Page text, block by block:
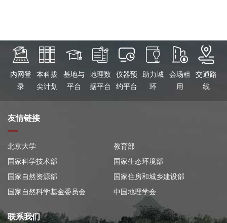
内网登
录
本科拔
尖计划
基地与
平台
地理数
据平台
仪器预
约平台
助力城
环
会场租
用
交通路
线
友情链接
北京大学
教育部
国家科学技术部
国家生态环境部
国家自然资源部
国家住房和城乡建设部
国家自然科学基金委员会
中国地理学会
联系我们